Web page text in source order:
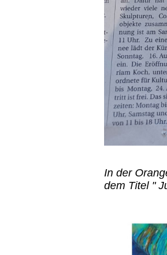
In der
dem Titel "